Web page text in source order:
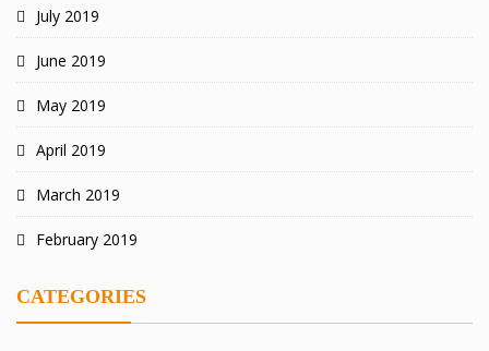
July 2019
June 2019
May 2019
April 2019
March 2019
February 2019
CATEGORIES